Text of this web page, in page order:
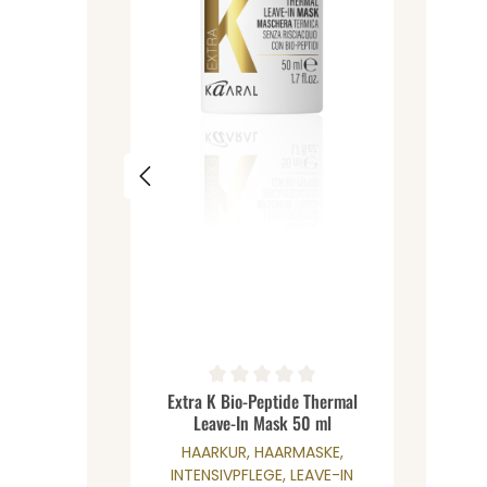
Produkt Anzahl: Gib
Durchschnittliche Bewertung von 0 von 5
Extra K Bio-Peptide Thermal
Leave-In Mask 50 ml
HAARKUR, HAARMASKE,
INTENSIVPFLEGE, LEAVE-IN